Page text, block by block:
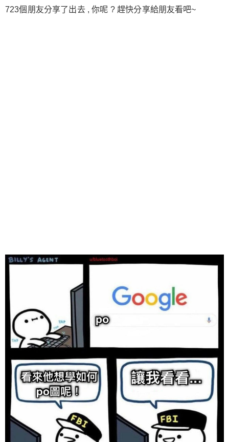
723個朋友分享了出去 , 你呢 ? 趕快分享給朋友看吧~
给admin打赏
2 元 10
付费内容